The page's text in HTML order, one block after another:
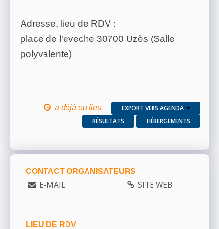
Adresse, lieu de RDV :
place de l'eveche 30700 Uzès (Salle
polyvalente)
a déjà eu lieu
EXPORT VERS AGENDA
RÉSULTATS
HÉBERGEMENTS
CONTACT ORGANISATEURS
E-MAIL SITE WEB
LIEU DE RDV